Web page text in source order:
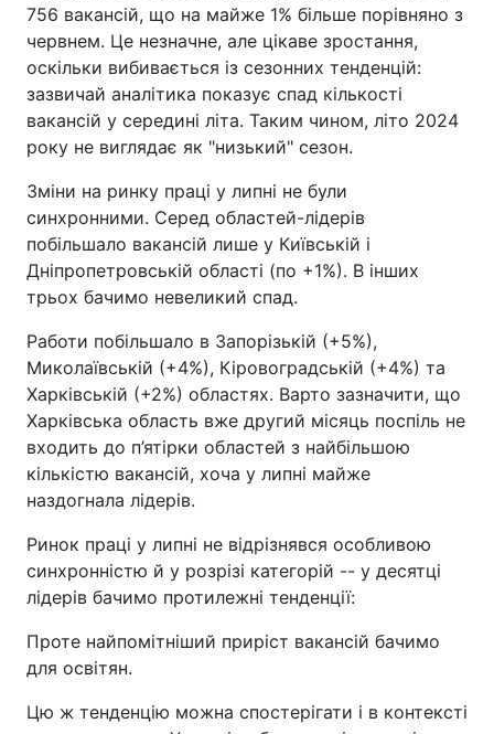
756 вакансій, що на майже 1% більше порівняно з
червнем. Це незначне, але цікаве зростання,
оскільки вибивається із сезонних тенденцій:
зазвичай аналітика показує спад кількості
вакансій у середині літа. Таким чином, літо 2024
року не виглядає як "низький" сезон.
Зміни на ринку праці у липні не були
синхронними. Серед областей-лідерів
побільшало вакансій лише у Київській і
Дніпропетровській області (по +1%). В інших
трьох бачимо невеликий спад.
Работи побільшало в Запорізькій (+5%),
Миколаївській (+4%), Кіровоградській (+4%) та
Харківській (+2%) областях. Варто зазначити, що
Харківська область вже другий місяць поспіль не
входить до п’ятірки областей з найбільшою
кількістю вакансій, хоча у липні майже
наздогнала лідерів.
Ринок праці у липні не відрізнявся особливою
синхронністю й у розрізі категорій -- у десятці
лідерів бачимо протилежні тенденції:
Проте найпомітніший приріст вакансій бачимо
для освітян.
Цю ж тенденцію можна спостерігати і в контексті